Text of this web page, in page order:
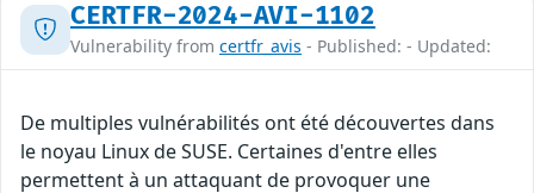
CERTFR-2024-AVI-1102
Vulnerability from certfr_avis - Published: - Updated:
De multiples vulnérabilités ont été découvertes dans
le noyau Linux de SUSE. Certaines d'entre elles
permettent à un attaquant de provoquer une